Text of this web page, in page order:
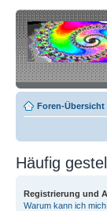
Foren-Übersicht
Häufig
Registrierung und
Warum kann ich